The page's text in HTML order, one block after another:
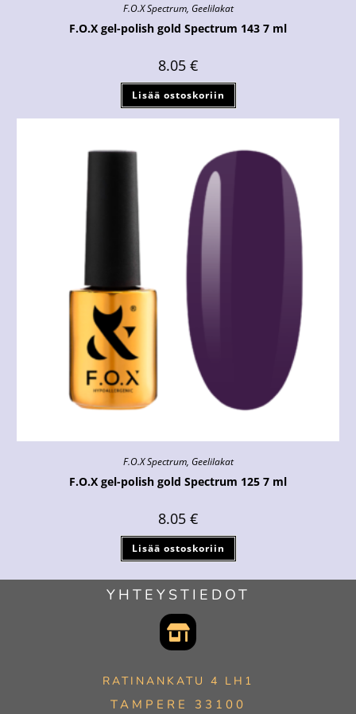
F.O.X Spectrum, Geelilakat
F.O.X gel-polish gold Spectrum 143 7 ml
8.05 €
Lisää ostoskoriin
F.O.X Spectrum, Geelilakat
F.O.X gel-polish gold Spectrum 125 7 ml
8.05 €
Lisää ostoskoriin
YHTEYSTIEDOT
RATINANKATU 4 LH1
TAMPERE 33100